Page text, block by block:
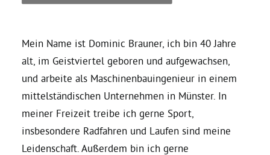
Daniel Freund, MdEP
Delegierte
Grüne im Rathaus
Mein Name ist Dominic Brauner, ich bin 40 Jahre
alt, im Geistviertel geboren und aufgewachsen,
und arbeite als Maschinenbauingenieur in einem
mittelständischen Unternehmen in Münster. In
meiner Freizeit treibe ich gerne Sport,
insbesondere Radfahren und Laufen sind meine
Leidenschaft. Außerdem bin ich gerne